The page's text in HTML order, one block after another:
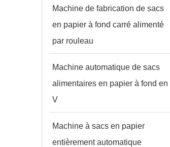
Machine de fabrication de sacs
en papier à fond carré alimenté
par rouleau
Machine automatique de sacs
alimentaires en papier à fond en
V
Machine à sacs en papier
entièrement automatique